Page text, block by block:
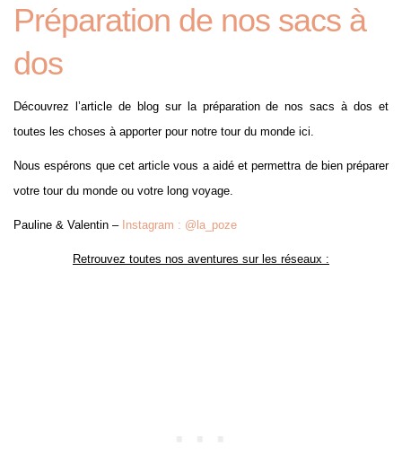
Préparation de nos sacs à
dos
Découvrez l’article de blog sur la préparation de nos sacs à dos et
toutes les choses à apporter pour notre tour du monde ici.
Nous espérons que cet article vous a aidé et permettra de bien préparer
votre tour du monde ou votre long voyage.
Pauline & Valentin – Instagram : @la_poze
Retrouvez toutes nos aventures sur les réseaux :